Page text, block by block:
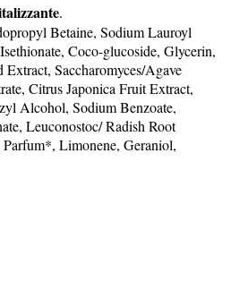
.
Betaine, Sodium Lauroyl
Coco-glucoside, Glycerin,
Extract, Saccharomyces/Agave
Citrus Japonica Fruit Extract,
Alcohol, Sodium Benzoate,
Leuconostoc/ Radish Root
Limonene, Geraniol,